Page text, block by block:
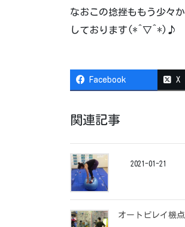
なおこの捻挫ももう少々
しております(*^▽^*)♪
Facebook X
関連記事
2021-01-21
オートビレイ機